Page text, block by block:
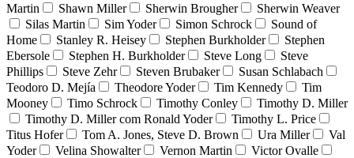
Martin
Shawn Miller Sherwin Brougher
Sherwin Weaver
Silas Martin
Sim Yoder Simon Schrock
Sound of
Home
Stanley R. Heisey Stephen Burkholder
Stephen
Ebersole
Stephen H. Burkholder Steve Long
Steve
Phillips
Steve Zehr Steven Brubaker
Susan Schlabach
Teodoro D. Mejía
Theodore Yoder Tim Kennedy
Tim
Mooney
Timo Schrock Timothy Conley
Timothy D. Miller
Timothy D. Miller com Ronald Yoder
Timothy L. Price
Titus Hofer
Tom A. Jones, Steve D. Brown Ura Miller
Val
Yoder
Velina Showalter Vernon Martin
Victor Ovalle